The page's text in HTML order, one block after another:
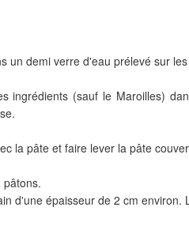
un demi verre d'eau prélevé sur
ingrédients (sauf le Maroilles)
la pâte et faire lever la pâte
pâtons.
d'une épaisseur de 2 cm environ.